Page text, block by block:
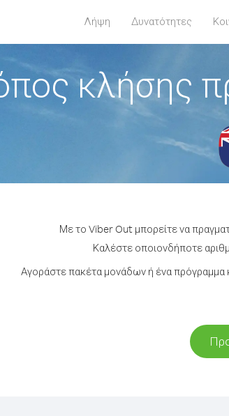
Λήψη Δυνατότητες
κλήσης
Με το Viber Out μπορείτε να
Καλέστε οποιονδήποτε
Αγοράστε πακέτα μονάδων ή ένα